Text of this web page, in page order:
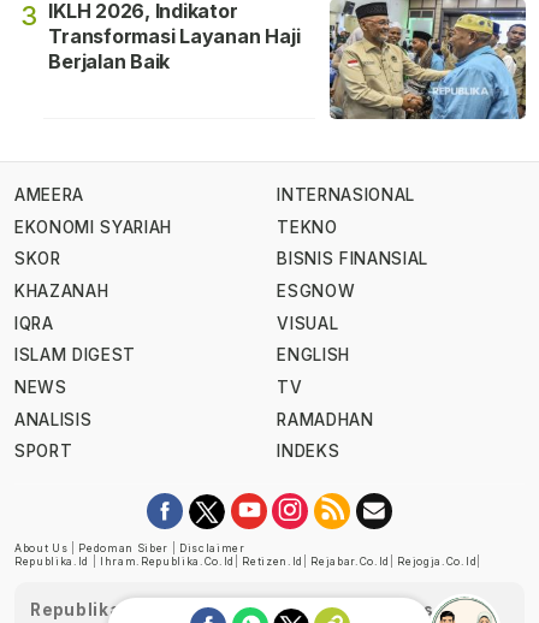
3 IKLH 2026, Indikator
Transformasi Layanan Haji
Berjalan Baik
AMEERA
EKONOMI SYARIAH
SKOR
KHAZANAH
IQRA
ISLAM DIGEST
NEWS
ANALISIS
SPORT
INTERNASIONAL
TEKNO
BISNIS FINANSIAL
ESGNOW
VISUAL
ENGLISH
TV
RAMADHAN
INDEKS
About Us Pedoman Siber
Disclaimer
Republika.id
Ihram.republika.co.id Retizen.id Rejabar.co.id Rejogja.co.id
Republika telah diverifikasi oleh Dewan Pers